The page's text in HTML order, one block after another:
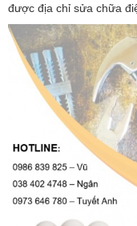
được địa chỉ sửa chữa